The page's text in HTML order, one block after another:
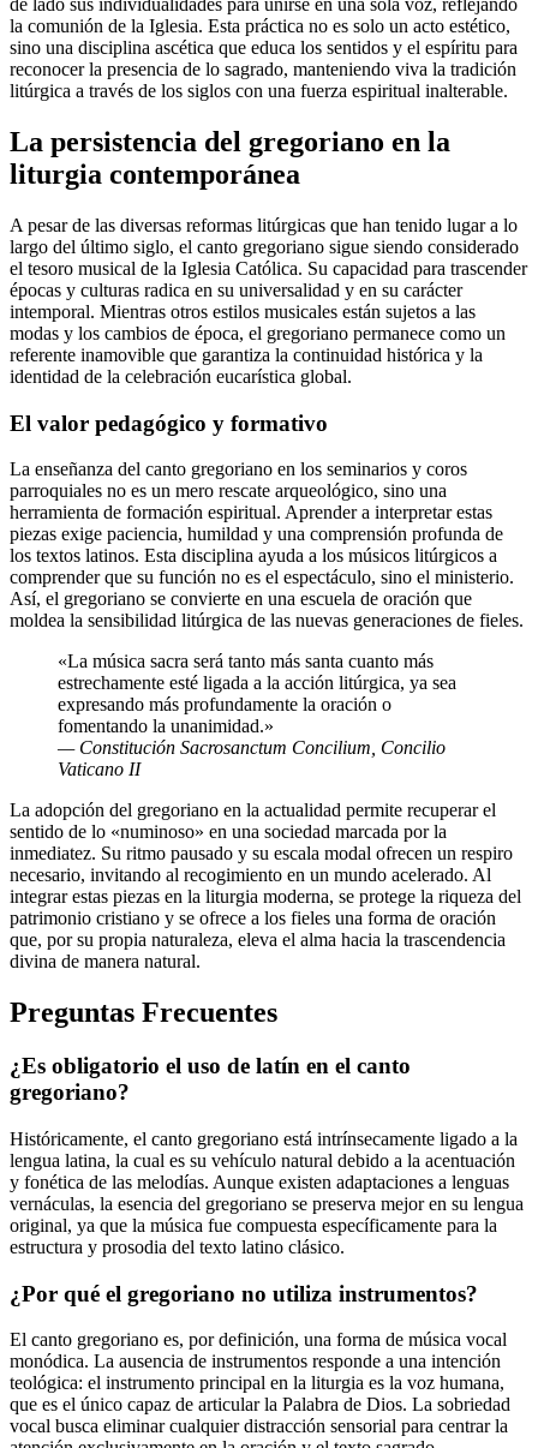
de lado sus individualidades para unirse en una sola voz, reflejando
la comunión de la Iglesia. Esta práctica no es solo un acto estético,
sino una disciplina ascética que educa los sentidos y el espíritu para
reconocer la presencia de lo sagrado, manteniendo viva la tradición
litúrgica a través de los siglos con una fuerza espiritual inalterable.
La persistencia del gregoriano en la
liturgia contemporánea
A pesar de las diversas reformas litúrgicas que han tenido lugar a lo
largo del último siglo, el canto gregoriano sigue siendo considerado
el tesoro musical de la Iglesia Católica. Su capacidad para trascender
épocas y culturas radica en su universalidad y en su carácter
intemporal. Mientras otros estilos musicales están sujetos a las
modas y los cambios de época, el gregoriano permanece como un
referente inamovible que garantiza la continuidad histórica y la
identidad de la celebración eucarística global.
El valor pedagógico y formativo
La enseñanza del canto gregoriano en los seminarios y coros
parroquiales no es un mero rescate arqueológico, sino una
herramienta de formación espiritual. Aprender a interpretar estas
piezas exige paciencia, humildad y una comprensión profunda de
los textos latinos. Esta disciplina ayuda a los músicos litúrgicos a
comprender que su función no es el espectáculo, sino el ministerio.
Así, el gregoriano se convierte en una escuela de oración que
moldea la sensibilidad litúrgica de las nuevas generaciones de fieles.
«La música sacra será tanto más santa cuanto más
estrechamente esté ligada a la acción litúrgica, ya sea
expresando más profundamente la oración o
fomentando la unanimidad.»
— Constitución Sacrosanctum Concilium, Concilio
Vaticano II
La adopción del gregoriano en la actualidad permite recuperar el
sentido de lo «numinoso» en una sociedad marcada por la
inmediatez. Su ritmo pausado y su escala modal ofrecen un respiro
necesario, invitando al recogimiento en un mundo acelerado. Al
integrar estas piezas en la liturgia moderna, se protege la riqueza del
patrimonio cristiano y se ofrece a los fieles una forma de oración
que, por su propia naturaleza, eleva el alma hacia la trascendencia
divina de manera natural.
Preguntas Frecuentes
¿Es obligatorio el uso de latín en el canto
gregoriano?
Históricamente, el canto gregoriano está intrínsecamente ligado a la
lengua latina, la cual es su vehículo natural debido a la acentuación
y fonética de las melodías. Aunque existen adaptaciones a lenguas
vernáculas, la esencia del gregoriano se preserva mejor en su lengua
original, ya que la música fue compuesta específicamente para la
estructura y prosodia del texto latino clásico.
¿Por qué el gregoriano no utiliza instrumentos?
El canto gregoriano es, por definición, una forma de música vocal
monódica. La ausencia de instrumentos responde a una intención
teológica: el instrumento principal en la liturgia es la voz humana,
que es el único capaz de articular la Palabra de Dios. La sobriedad
vocal busca eliminar cualquier distracción sensorial para centrar la